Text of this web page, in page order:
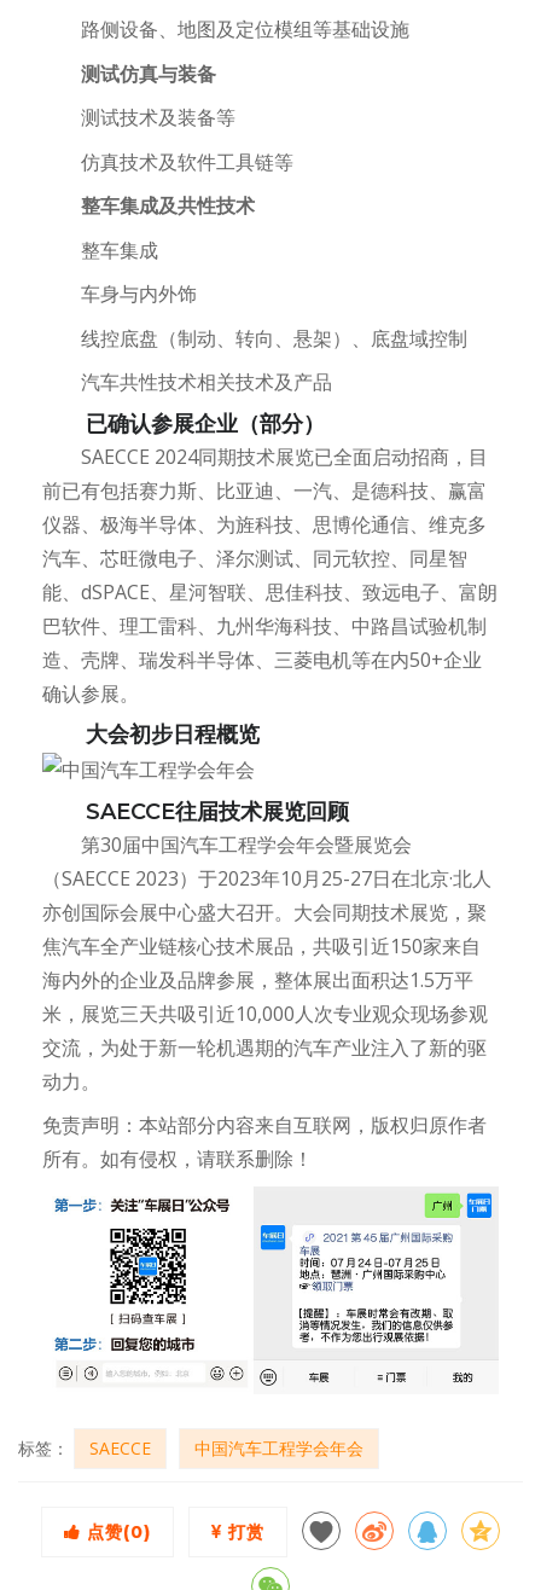
路侧设备、地图及定位模组等基础设施
测试仿真与装备
测试技术及装备等
仿真技术及软件工具链等
整车集成及共性技术
整车集成
车身与内外饰
线控底盘（制动、转向、悬架）、底盘域控制
汽车共性技术相关技术及产品
已确认参展企业（部分）
SAECCE 2024同期技术展览已全面启动招商，目
前已有包括赛力斯、比亚迪、一汽、是德科技、赢富
仪器、极海半导体、为旌科技、思博伦通信、维克多
汽车、芯旺微电子、泽尔测试、同元软控、同星智
能、dSPACE、星河智联、思佳科技、致远电子、富朗
巴软件、理工雷科、九州华海科技、中路昌试验机制
造、壳牌、瑞发科半导体、三菱电机等在内50+企业
确认参展。
大会初步日程概览
SAECCE往届技术展览回顾
第30届中国汽车工程学会年会暨展览会
（SAECCE 2023）于2023年10月25-27日在北京·北人
亦创国际会展中心盛大召开。大会同期技术展览，聚
焦汽车全产业链核心技术展品，共吸引近150家来自
海内外的企业及品牌参展，整体展出面积达1.5万平
米，展览三天共吸引近10,000人次专业观众现场参观
交流，为处于新一轮机遇期的汽车产业注入了新的驱
动力。
免责声明：本站部分内容来自互联网，版权归原作者
所有。如有侵权，请联系删除！
标签： SAECCE 中国汽车工程学会年会
点赞(0) 打赏